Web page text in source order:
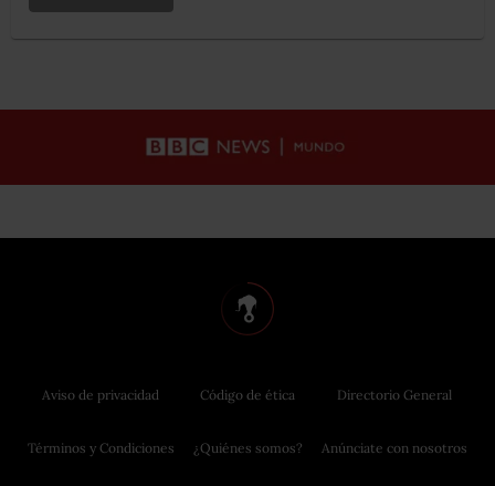
Aviso de privacidad
Términos y Condiciones
Código de ética
¿Quiénes somos?
Directorio General
Anúnciate con nosotros